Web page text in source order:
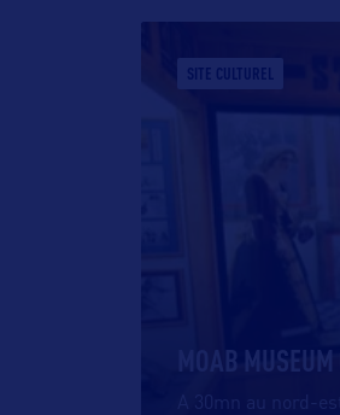
SITE CULTUREL
MOAB
A 30mn au nord-